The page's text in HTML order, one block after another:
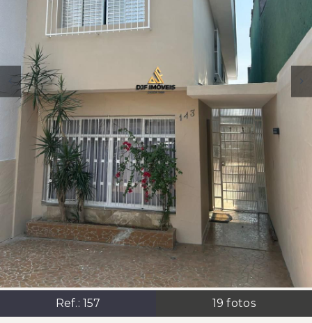
Ref.: 157 19 fotos